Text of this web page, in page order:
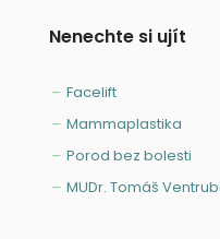
Nenechte si ujít
Facelift
Mammaplastika
Porod bez bolesti
MUDr. Tomáš